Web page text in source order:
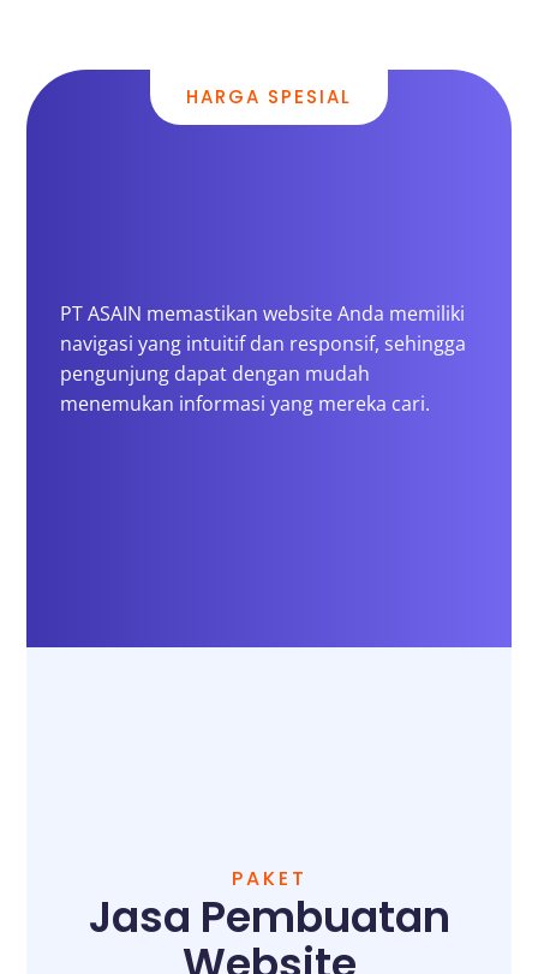
HARGA SPESIAL
PT ASAIN memastikan website Anda memiliki
navigasi yang intuitif dan responsif, sehingga
pengunjung dapat dengan mudah
menemukan informasi yang mereka cari.
PAKET
Jasa Pembuatan